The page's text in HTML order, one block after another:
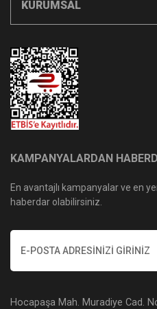
KURUMSAL
KAMPANYALARDAN
En avantajlı kampanyalar ve en
haberdar olabilirsiniz.
Hocapaşa Mah. Muradiye Cad.